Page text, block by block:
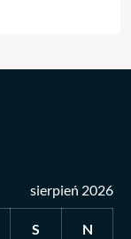
sierpień 2026
S N